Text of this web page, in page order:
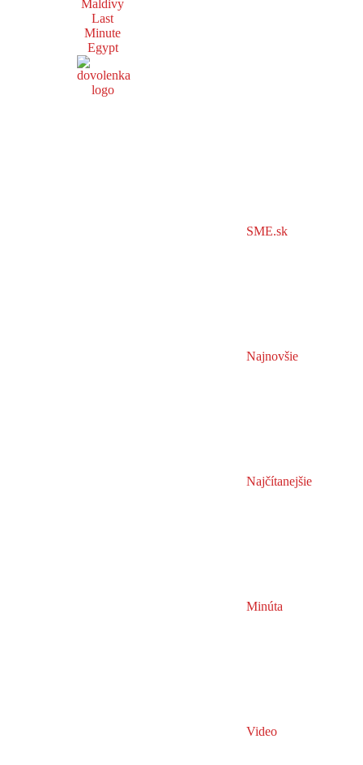
Maldivy
Last
Minute
Egypt
SME.sk
Najnovšie
Najčítanejšie
Minúta
Video